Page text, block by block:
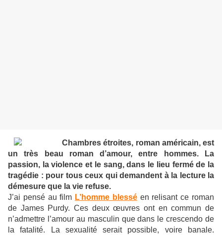
Chambres étroites, roman américain, est
un très beau roman d’amour, entre hommes. La
passion, la violence et le sang, dans le lieu fermé de la
tragédie : pour tous ceux qui demandent à la lecture la
démesure que la vie refuse.
J’ai pensé au film L’homme blesséen relisant ce roman
de James Purdy. Ces deux œuvres ont en commun de
n’admettre l’amour au masculin que dans le crescendo de
la fatalité. La sexualité serait possible, voire banale.